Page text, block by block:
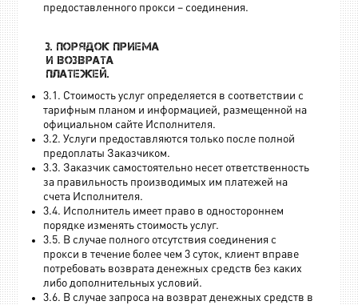
предоставленного прокси – соединения.
3. Порядок приема
и возврата
платежей.
3.1. Стоимость услуг определяется в соответствии с
тарифным планом и информацией, размещенной на
официальном сайте Исполнителя.
3.2. Услуги предоставляются только после полной
предоплаты Заказчиком.
3.3. Заказчик самостоятельно несет ответственность
за правильность производимых им платежей на
счета Исполнителя.
3.4. Исполнитель имеет право в одностороннем
порядке изменять стоимость услуг.
3.5. В случае полного отсутствия соединения с
прокси в течение более чем 3 суток, клиент вправе
потребовать возврата денежных средств без каких
либо дополнительных условий.
3.6. В случае запроса на возврат денежных средств в